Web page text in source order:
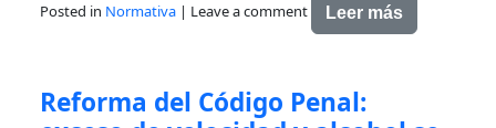
Posted in Normativa | Leave a comment Leer más
Reforma del Código Penal: